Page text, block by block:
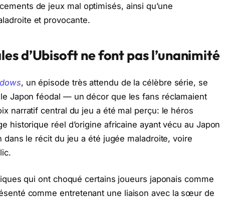
de jeux mal optimisés, ainsi qu’une
et provocante.
d’Ubisoft ne font pas l’unanimité
, un épisode très attendu de la célèbre série, se
Japon féodal — un décor que les fans réclamaient
narratif central du jeu a été mal perçu: le héros
historique réel d’origine africaine ayant vécu au Japon
dans le récit du jeu a été jugée maladroite, voire
qui ont choqué certains joueurs japonais comme
comme entretenant une liaison avec la sœur de